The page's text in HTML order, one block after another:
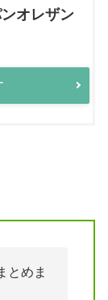
オレザン
す
とめま